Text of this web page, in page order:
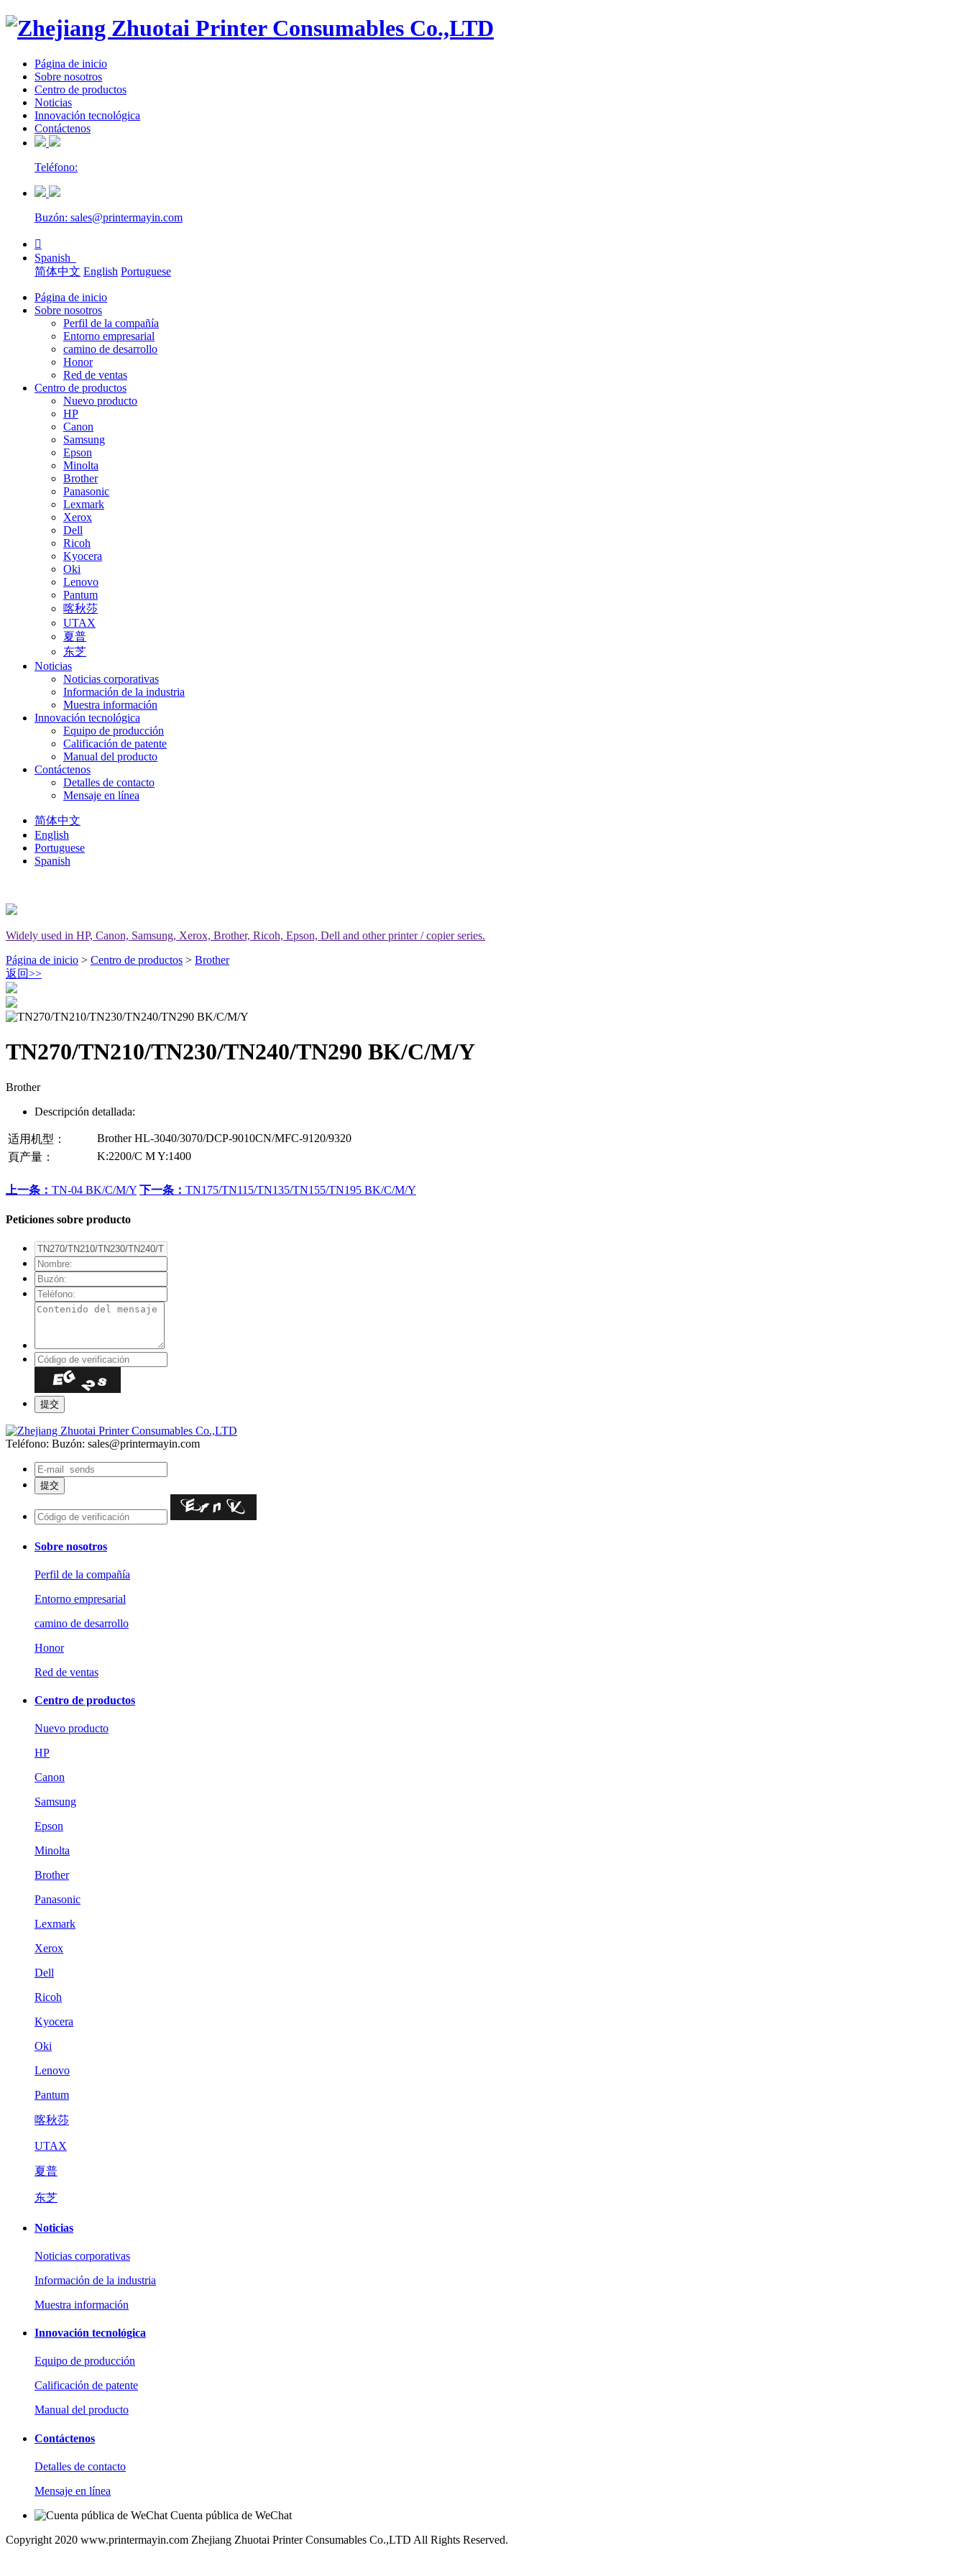
Página de inicio
Sobre nosotros
Centro de productos
Noticias
Innovación tecnológica
Contáctenos
Teléfono:
Buzón: sales@printermayin.com

Spanish
简体中文 English Portuguese
Página de inicio
Sobre nosotros
Perfil de la compañía
Entorno empresarial
camino de desarrollo
Honor
Red de ventas
Centro de productos
Nuevo producto
HP
Canon
Samsung
Epson
Minolta
Brother
Panasonic
Lexmark
Xerox
Dell
Ricoh
Kyocera
Oki
Lenovo
Pantum
喀秋莎
UTAX
夏普
东芝
Noticias
Noticias corporativas
Información de la industria
Muestra información
Innovación tecnológica
Equipo de producción
Calificación de patente
Manual del producto
Contáctenos
Detalles de contacto
Mensaje en línea
简体中文
English
Portuguese
Spanish
Widely used in HP, Canon, Samsung, Xerox, Brother, Ricoh, Epson, Dell and other printer / copier series.
Página de inicio > Centro de productos > Brother
返回>>
TN270/TN210/TN230/TN240/TN290 BK/C/M/Y
Brother
Descripción detallada:
适用机型：
Brother HL-3040/3070/DCP-9010CN/MFC-9120/9320
頁产量：
K:2200/C M Y:1400
上一条： TN-04 BK/C/M/Y 下一条： TN175/TN115/TN135/TN155/TN195 BK/C/M/Y
Peticiones sobre producto
Teléfono: Buzón: sales@printermayin.com
Sobre nosotros
Perfil de la compañía
Entorno empresarial
camino de desarrollo
Honor
Red de ventas
Centro de productos
Nuevo producto
HP
Canon
Samsung
Epson
Minolta
Brother
Panasonic
Lexmark
Xerox
Dell
Ricoh
Kyocera
Oki
Lenovo
Pantum
喀秋莎
UTAX
夏普
东芝
Noticias
Noticias corporativas
Información de la industria
Muestra información
Innovación tecnológica
Equipo de producción
Calificación de patente
Manual del producto
Contáctenos
Detalles de contacto
Mensaje en línea
Cuenta pública de WeChat
Copyright 2020 www.printermayin.com Zhejiang Zhuotai Printer Consumables Co.,LTD All Rights Reserved.